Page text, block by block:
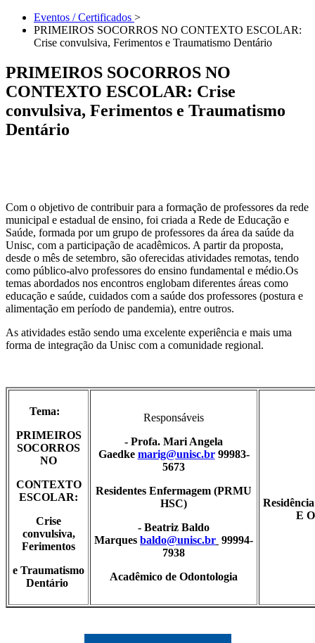
Eventos / Certificados >
PRIMEIROS SOCORROS NO CONTEXTO ESCOLAR:
Crise convulsiva, Ferimentos e Traumatismo Dentário
PRIMEIROS SOCORROS NO
CONTEXTO ESCOLAR: Crise
convulsiva, Ferimentos e Traumatismo
Dentário
Com o objetivo de contribuir para a formação de professores da rede
municipal e estadual de ensino, foi criada a Rede de Educação e
Saúde, formada por um grupo de professores da área da saúde da
Unisc, com a participação de acadêmicos. A partir da proposta,
desde o mês de setembro, são oferecidas atividades remotas, tendo
como público-alvo professores do ensino fundamental e médio.Os
temas abordados nos encontros englobam diferentes áreas como
educação e saúde, cuidados com a saúde dos professores (postura e
alimentação em período de pandemia), entre outros.
As atividades estão sendo uma excelente experiência e mais uma
forma de integração da Unisc com a comunidade regional.
Tema:
PRIMEIROS
SOCORROS
NO
CONTEXTO
ESCOLAR:
Crise
convulsiva,
Ferimentos
e Traumatismo
Dentário
Responsáveis
- Profa. Mari Angela
Gaedke marig@unisc.br99983-
5673
Residentes Enfermagem (PRMU
HSC)
- Beatriz Baldo
Marques baldo@unisc.br 99994-
7938
Acadêmico de Odontologia
E